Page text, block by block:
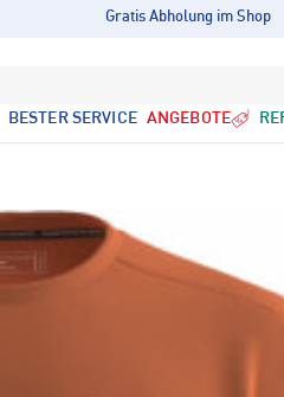
Gratis Abholung im Shop
BESTER SERVICE ANGEBOTE